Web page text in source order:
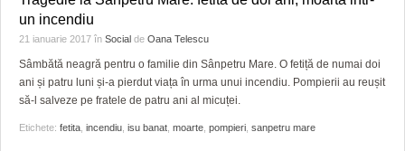
un incendiu
21 ianuarie 2017 în Social de Oana Telescu
Sâmbătă neagră pentru o familie din Sânpetru Mare. O fetiță de numai doi
ani și patru luni și-a pierdut viața în urma unui incendiu. Pompierii au reușit
să-l salveze pe fratele de patru ani al micuței.
Etichete: fetita incendiu isu banat moarte pompieri sanpetru mare